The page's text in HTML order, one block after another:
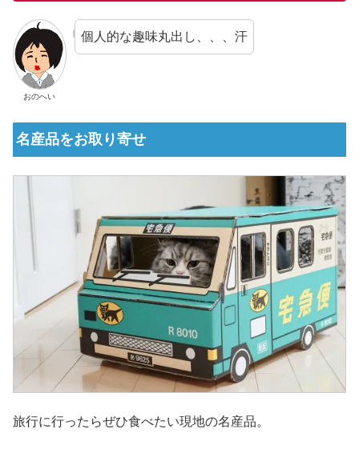
おのへい
個人的な趣味丸出し、、、汗
名産品をお取り寄せ
旅行に行ったらぜひ食べたい現地の名産品。